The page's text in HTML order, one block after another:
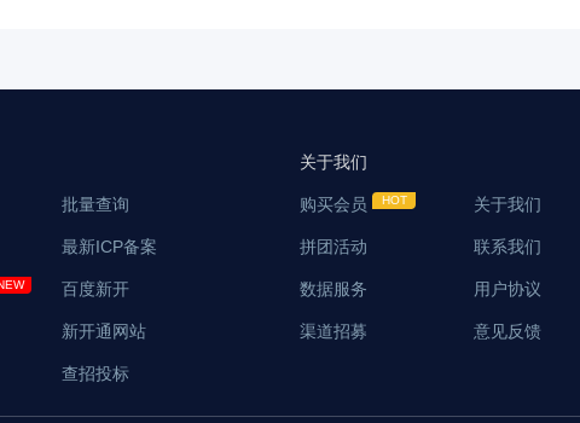
批量查询
最新ICP备案
百度新开
新开通网站
查招投标
关于我们
购买会员
拼团活动
数据服务
渠道招募
关于我们
联系我们
用户协议
意见反馈